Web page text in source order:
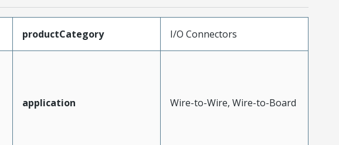
productCategory I/O Connectors
application Wire-to-Wire, Wire-to-Board